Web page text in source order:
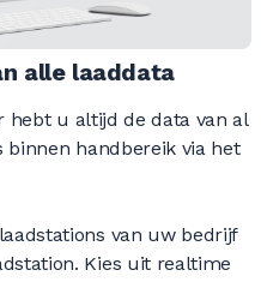
alle laaddata
hebt u altijd de data van al
handbereik via het
van uw bedrijf
Kies uit realtime